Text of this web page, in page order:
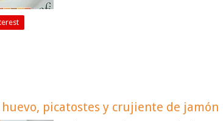
huevo, picatostes y crujiente de jamón